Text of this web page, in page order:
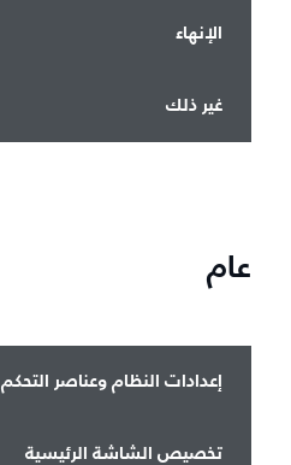
الإنهاء
غير ذلك
عام
إعدادات النظام وعناصر التحكم
تخصيص الشاشة الرئيسية